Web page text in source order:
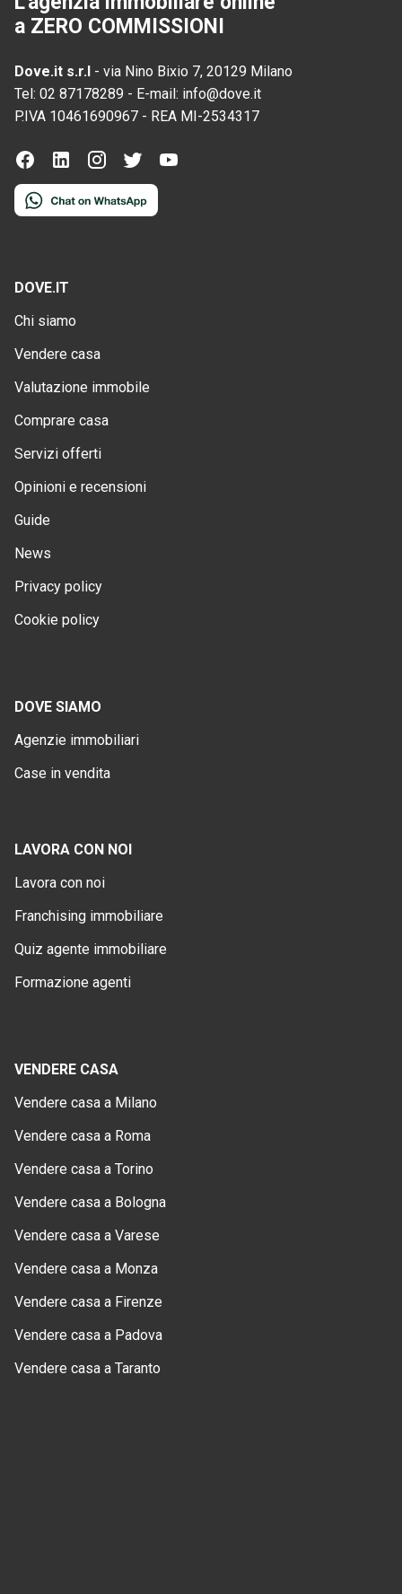
a ZERO COMMISSIONI
Dove.it s.r.l - via Nino Bixio 7, 20129 Milano
Tel: 02 87178289 - E-mail: info@dove.it
P.IVA 10461690967 - REA MI-2534317
DOVE.IT
Chi siamo
Vendere casa
Valutazione immobile
Comprare casa
Servizi offerti
Opinioni e recensioni
Guide
News
Privacy policy
Cookie policy
DOVE SIAMO
Agenzie immobiliari
Case in vendita
LAVORA CON NOI
Lavora con noi
Franchising immobiliare
Quiz agente immobiliare
Formazione agenti
VENDERE CASA
Vendere casa a Milano
Vendere casa a Roma
Vendere casa a Torino
Vendere casa a Bologna
Vendere casa a Varese
Vendere casa a Monza
Vendere casa a Firenze
Vendere casa a Padova
Vendere casa a Taranto